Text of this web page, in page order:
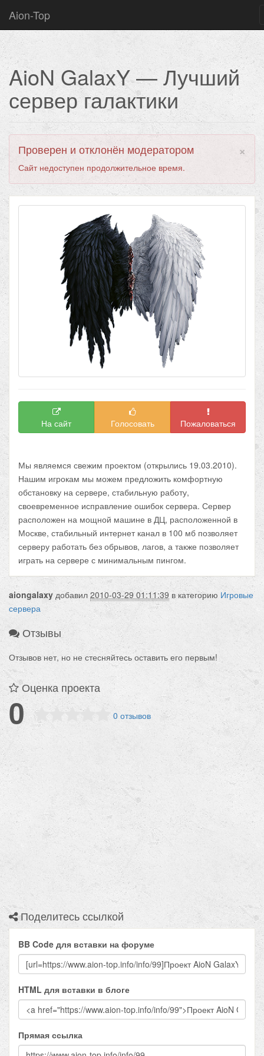
Aion-Top
AioN GalaxY — Лучший
сервер галактики
×
Проверен и отклонён модератором
Сайт недоступен продолжительное время.
На сайт Голосовать Пожаловаться
Мы являемся свежим проектом (открылись 19.03.2010).
Нашим игрокам мы можем предложить комфортную
обстановку на сервере, стабильную работу,
своевременное исправление ошибок сервера. Сервер
расположен на мощной машине в ДЦ, расположенной в
Москве, стабильный интернет канал в 100 мб позволяет
серверу работать без обрывов, лагов, а также позволяет
играть на сервере с минимальным пингом.
aiongalaxyдобавил 2010-03-29 01:11:39 в категорию Игровые
сервера
Отзывы
Отзывов нет, но не стесняйтесь оставить его первым!
Оценка проекта
0 0 отзывов
Поделитесь ссылкой
BB Code для вставки на форуме
HTML для вставки в блоге
Прямая ссылка